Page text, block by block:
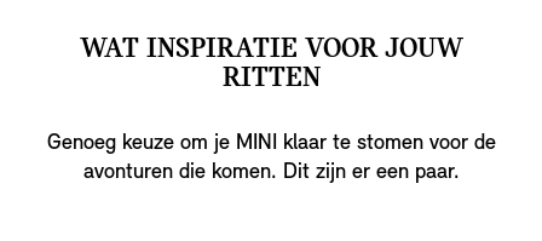
WAT INSPIRATIE VOOR JOUW
RITTEN
Genoeg keuze om je MINI klaar te stomen voor de
avonturen die komen. Dit zijn er een paar.